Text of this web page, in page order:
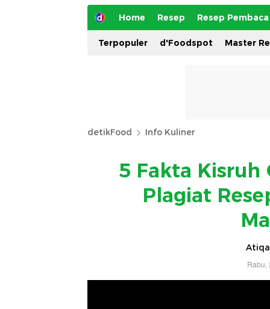
Home Resep Resep Pembaca
Terpopuler d'Foodspot Master
detikFood Info Kuliner
5 Fakta Kisruh
Plagiat
Rabu,